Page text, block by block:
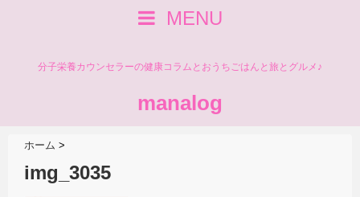
MENU
分子栄養カウンセラーの健康コラムとおうちごはんと旅とグルメ♪
manalog
ホーム >
img_3035